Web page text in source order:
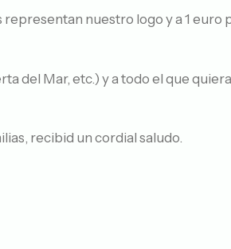
representan nuestro logo y a 1 euro
del Mar, etc.) y a todo el que
recibid un cordial saludo.